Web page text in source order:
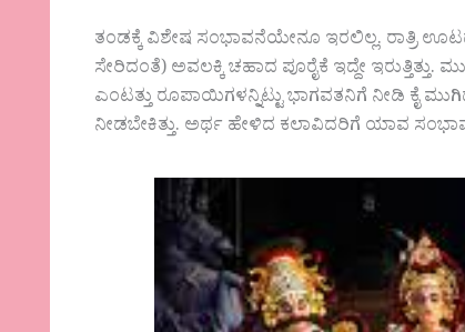
ತಂಡಕ್ಕೆ ವಿಶೇಷ ಸಂಭಾವನೆಯೇನೂ ಇರಲಿಲ್ಲ. ರಾತ್ರಿ ಊಟದ
ಸೇರಿದಂತೆ) ಅವಲಕ್ಕಿ ಚಹಾದ ಪೂರೈಕೆ ಇದ್ದೇ
ಎಂಟತ್ತು ರೂಪಾಯಿಗಳನ್ನಿಟ್ಟು ಭಾಗವತನಿಗೆ ನೀಡಿ ಕೈ
ನೀಡಬೇಕಿತ್ತು. ಅರ್ಥ ಹೇಳಿದ ಕಲಾವಿದರಿಗೆ ಯಾವ